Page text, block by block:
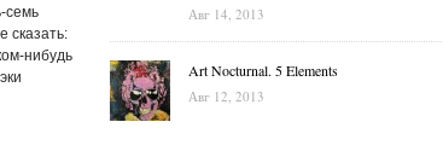
семь
сказать:
нибудь
Авг 14, 2013
Art Nocturnal. 5 Elements
Авг 12, 2013